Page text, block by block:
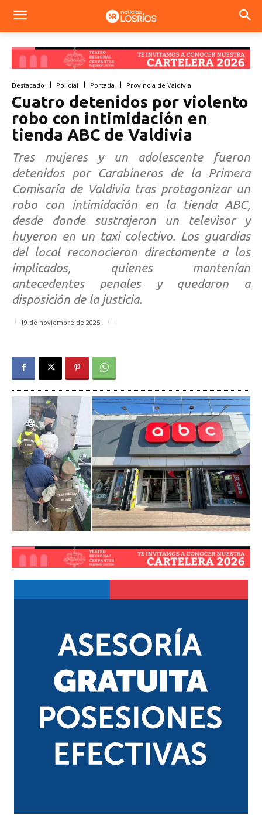
Destacado Policial Portada Provincia de Valdivia
Cuatro detenidos por violento
robo con intimidación en
tienda ABC de Valdivia
Tres mujeres y un adolescente fueron
detenidos por Carabineros de la Primera
Comisaría de Valdivia tras protagonizar un
robo con intimidación en la tienda ABC,
desde donde sustrajeron un televisor y
huyeron en un taxi colectivo. Los guardias
del local reconocieron directamente a los
implicados, quienes mantenían
antecedentes penales y quedaron a
disposición de la justicia.
19 de noviembre de 2025